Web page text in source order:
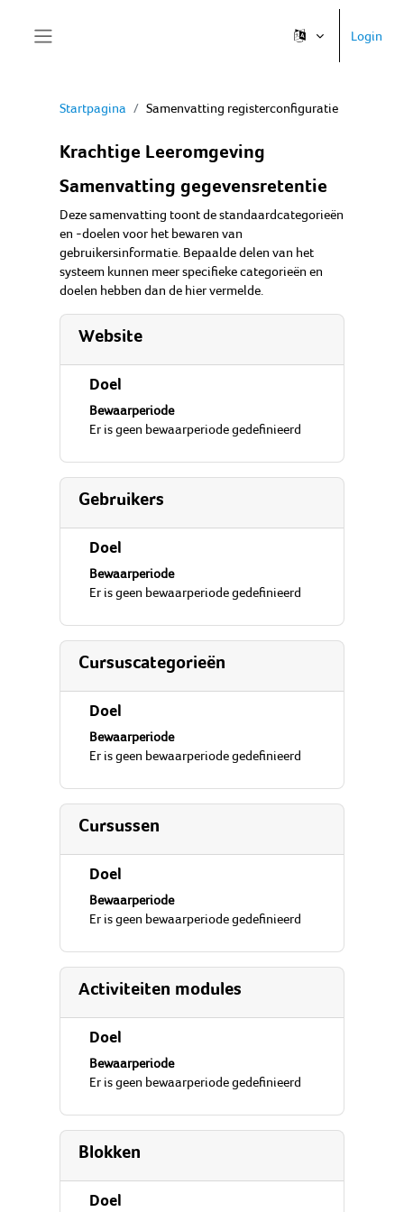
Login
Startpagina Samenvatting registerconfiguratie
Krachtige Leeromgeving
Samenvatting gegevensretentie
Deze samenvatting toont de standaardcategorieën
en -doelen voor het bewaren van
gebruikersinformatie. Bepaalde delen van het
systeem kunnen meer specifieke categorieën en
doelen hebben dan de hier vermelde.
Website
Doel
Bewaarperiode
Er is geen bewaarperiode gedefinieerd
Gebruikers
Doel
Bewaarperiode
Er is geen bewaarperiode gedefinieerd
Cursuscategorieën
Doel
Bewaarperiode
Er is geen bewaarperiode gedefinieerd
Cursussen
Doel
Bewaarperiode
Er is geen bewaarperiode gedefinieerd
Activiteiten modules
Doel
Bewaarperiode
Er is geen bewaarperiode gedefinieerd
Blokken
Doel